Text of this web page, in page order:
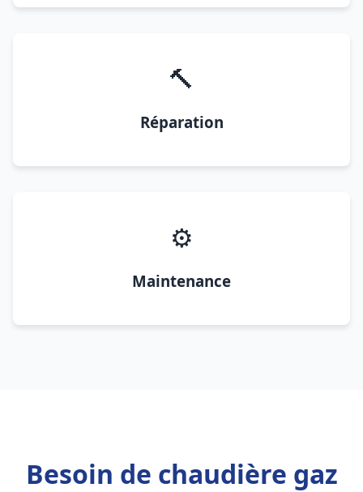
🔨
Réparation
⚙️
Maintenance
Besoin de chaudière gaz